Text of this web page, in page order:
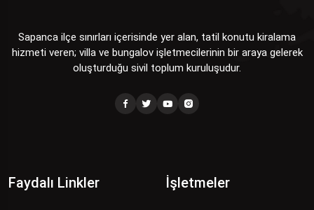
Sapanca ilçe sınırları içerisinde yer alan, tatil konutu kiralama
hizmeti veren; villa ve bungalov işletmecilerinin bir araya gelerek
oluşturduğu sivil toplum kuruluşudur.
Faydalı Linkler İşletmeler